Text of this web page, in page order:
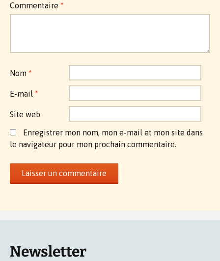
Commentaire *
Nom *
E-mail *
Site web
Enregistrer mon nom, mon e-mail et mon site dans
le navigateur pour mon prochain commentaire.
Newsletter